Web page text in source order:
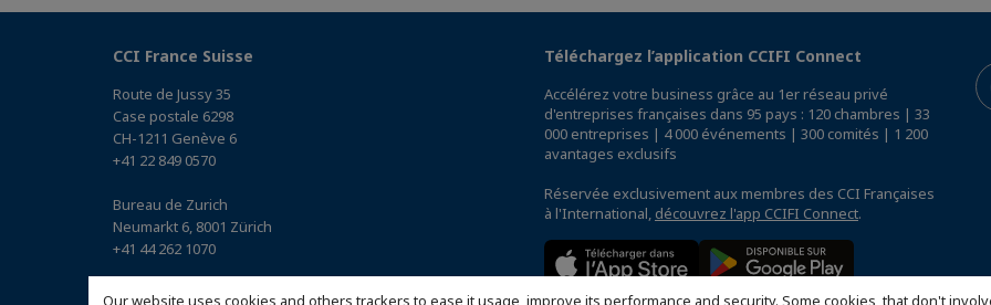
Our website uses cookies and others trackers to ease it usage, improve its performance and security. Some cookies, that don't
CCI France Suisse
Route de Jussy 35
Case postale 6298
CH-1211 Genève 6
+41 22 849 0570
Bureau de Zurich
Neumarkt 6, 8001 Zürich
+41 44 262 1070
Bureau de Bâle
Téléchargez l’application CCIFI Connect
Accélérez votre business grâce au 1er réseau privé
d'entreprises françaises dans 95 pays : 120 chambres | 33
000 entreprises | 4 000 événements | 300 comités | 1 200
avantages exclusifs
Réservée exclusivement aux membres des CCI Françaises
à l'International, découvrez l'app CCIFI Connect.